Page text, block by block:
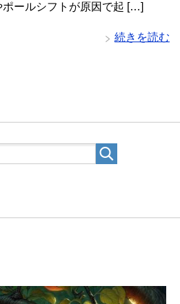
ールシフトが原因で起 […]
続きを読む